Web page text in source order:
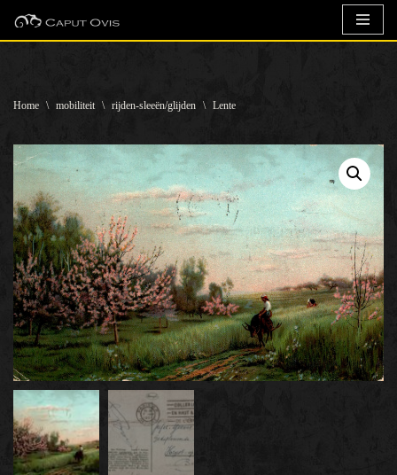
inhoud
Home \ mobiliteit \ rijden-sleeën/glijden \ Lente